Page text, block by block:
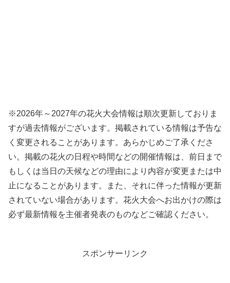
※2026年～2027年の花火大会情報は順次更新しておりま
すが過去情報がございます。掲載されている情報は予告な
く変更されることがあります。あらかじめご了承くださ
い。掲載の花火の日程や時間などの開催情報は、前日まで
もしくは当日の天候などの理由により内容が変更または中
止になることがあります。また、それに伴った情報が更新
されていない場合があります。花火大会へお出かけの際は
必ず最新情報を主催者発表のものなどご確認ください。
スポンサーリンク